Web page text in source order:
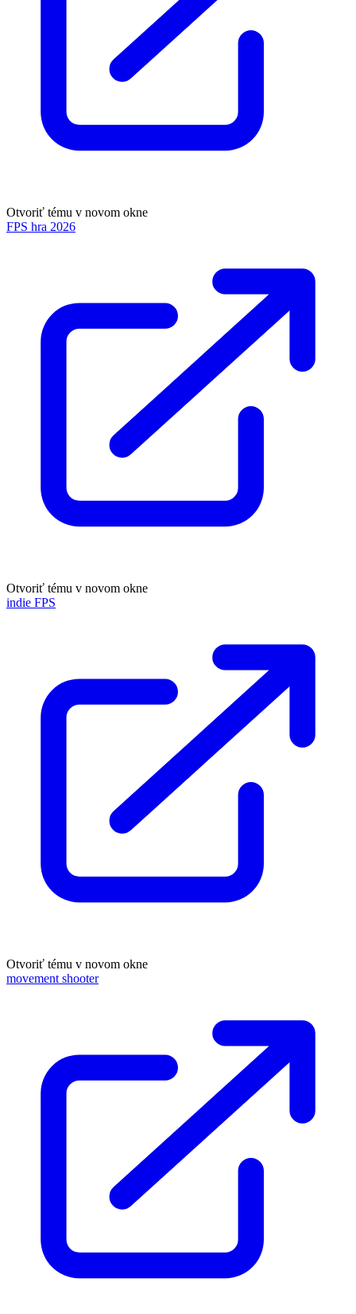
Otvoriť tému v novom okne
FPS hra 2026
Otvoriť tému v novom okne
indie FPS
Otvoriť tému v novom okne
movement shooter